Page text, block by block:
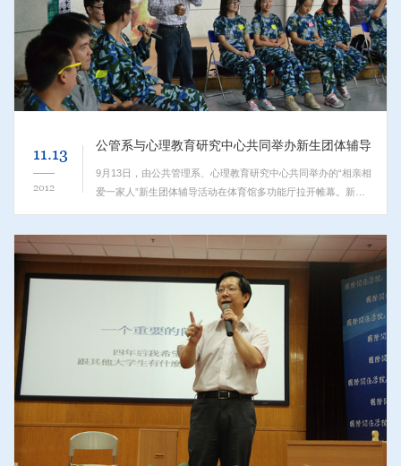
11.13
2012
公管系与心理教育研究中心共同举办新生团体辅导
9月13日，由公共管理系、心理教育研究中心共同举办的“相亲相
爱一家人”新生团体辅导活动在体育馆多功能厅拉开帷幕。新生